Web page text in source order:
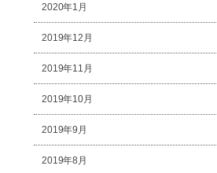
2020年1月
2019年12月
2019年11月
2019年10月
2019年9月
2019年8月